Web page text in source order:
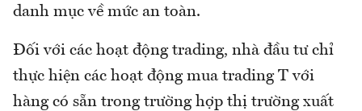
danh mục về mức an toàn.
Đối với các hoạt động trading, nhà đầu tư chỉ
thực hiện các hoạt động mua trading T với
hàng có sẵn trong trường hợp thị trường xuất